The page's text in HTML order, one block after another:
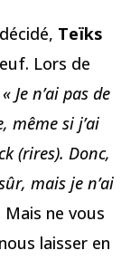
Teïks
Lors de
« Je n’ai pas de
même si j’ai
(rires). Donc,
mais je n’ai
Mais ne vous
laisser en